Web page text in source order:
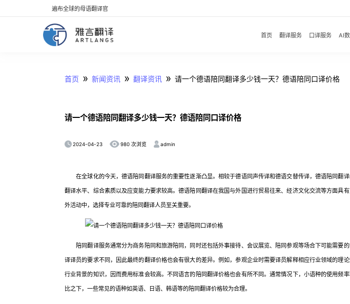
遍布全球的母语翻译官
首页 翻译服务 口译服务 AI
首页 » 新闻资讯 » 翻译资讯 » 请一个德语陪同翻译多少钱一天？德语陪同口译价格
请一个德语陪同翻译多少钱一天？德语陪同口译价格
2024-04-23 980 次浏览 admin
在全球化的今天，德语陪同翻译服务的重要性逐渐凸显。相较于德语同声传译和德语交替传译，德语陪同翻
翻译水平、综合素质以及应变能力要求较高。德语陪同翻译在我国与外国进行贸易往来、经济文化交流等方面具
外活动中，选择专业可靠的陪同翻译人员至关重要。
陪同翻译服务通常分为商务陪同和旅游陪同，同时还包括外事接待、会议展览、陪同参观等场合下可能需要
译译员的要求不同，因此最终的翻译价格也会有很大的差异。例如，参观企业时需要译员解释相应行业领域的理
行业背景的知识，因而费用标准会较高。不同语言的陪同翻译价格也会有所不同。通常情况下，小语种的使用频
比之下，一些常见的语种如英语、日语、韩语等的陪同翻译价格较为合理。